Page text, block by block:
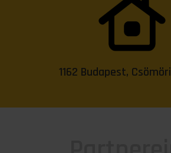
1162 Budapest,